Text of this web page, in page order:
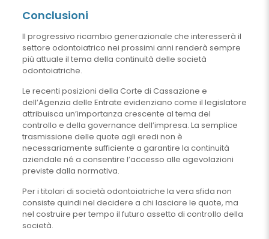
Conclusioni
Il progressivo ricambio generazionale che interesserà il
settore odontoiatrico nei prossimi anni renderà sempre
più attuale il tema della continuità delle società
odontoiatriche.
Le recenti posizioni della Corte di Cassazione e
dell’Agenzia delle Entrate evidenziano come il legislatore
attribuisca un’importanza crescente al tema del
controllo e della governance dell’impresa. La semplice
trasmissione delle quote agli eredi non è
necessariamente sufficiente a garantire la continuità
aziendale né a consentire l’accesso alle agevolazioni
previste dalla normativa.
Per i titolari di società odontoiatriche la vera sfida non
consiste quindi nel decidere a chi lasciare le quote, ma
nel costruire per tempo il futuro assetto di controllo della
società.